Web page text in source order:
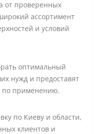
от проверенных
ассортимент
и условий
оптимальный
нужд и предоставят
по применению.
по Киеву и области,
клиентов и